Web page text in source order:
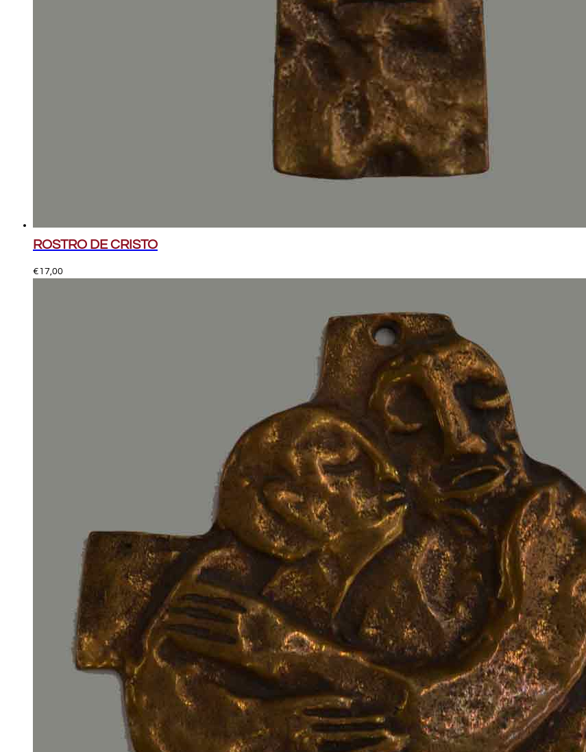
ROSTRO DE CRISTO
€17,00